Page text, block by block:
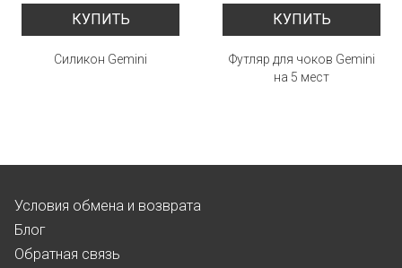
КУПИТЬ
Силикон Gemini
КУПИТЬ
Футляр для чоков Gemini
на 5 мест
Условия обмена и возврата
Блог
Обратная связь